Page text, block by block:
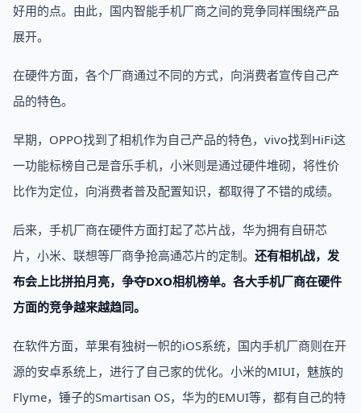
好用的点。由此，国内智能手机厂商之间的竞争同样围绕产品
展开。
在硬件方面，各个厂商通过不同的方式，向消费者宣传自己产
品的特色。
早期，OPPO找到了相机作为自己产品的特色，vivo找到HiFi这
一功能标榜自己是音乐手机，小米则是通过硬件堆砌，将性价
比作为定位，向消费者普及配置知识，都取得了不错的成绩。
后来，手机厂商在硬件方面打起了芯片战，华为拥有自研芯
片，小米、联想等厂商争抢高通芯片的定制。 还有相机战，发
布会上比拼拍月亮，争夺DXO相机榜单。各大手机厂商在硬件
方面的竞争越来越趋同。
在软件方面，苹果有独树一帜的iOS系统，国内手机厂商则在开
源的安卓系统上，进行了自己家的优化。小米的MIUI，魅族的
Flyme，锤子的Smartisan OS，华为的EMUI等，都有自己的特